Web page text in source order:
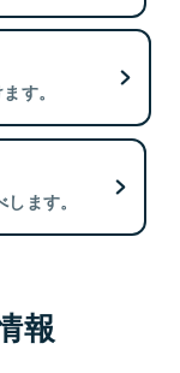
す。
ます。
報